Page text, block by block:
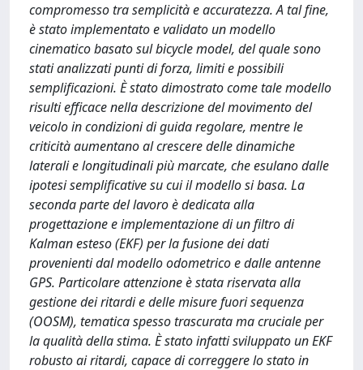
compromesso tra semplicità e accuratezza. A tal fine,
è stato implementato e validato un modello
cinematico basato sul bicycle model, del quale sono
stati analizzati punti di forza, limiti e possibili
semplificazioni. È stato dimostrato come tale modello
risulti efficace nella descrizione del movimento del
veicolo in condizioni di guida regolare, mentre le
criticità aumentano al crescere delle dinamiche
laterali e longitudinali più marcate, che esulano dalle
ipotesi semplificative su cui il modello si basa. La
seconda parte del lavoro è dedicata alla
progettazione e implementazione di un filtro di
Kalman esteso (EKF) per la fusione dei dati
provenienti dal modello odometrico e dalle antenne
GPS. Particolare attenzione è stata riservata alla
gestione dei ritardi e delle misure fuori sequenza
(OOSM), tematica spesso trascurata ma cruciale per
la qualità della stima. È stato infatti sviluppato un EKF
robusto ai ritardi, capace di correggere lo stato in